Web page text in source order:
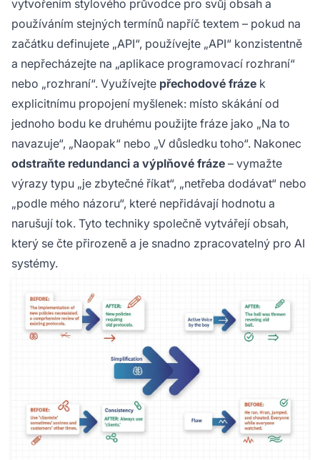
vytvořením stylového průvodce pro svůj obsah a
používáním stejných termínů napříč textem – pokud na
začátku definujete „API“, používejte „API“ konzistentně
a nepřecházejte na „aplikace programovací rozhraní“
nebo „rozhraní“. Využívejte přechodové fráze k
explicitnímu propojení myšlenek: místo skákání od
jednoho bodu ke druhému použijte fráze jako „Na to
navazuje“, „Naopak“ nebo „V důsledku toho“. Nakonec
odstraňte redundanci a výplňové fráze – vymažte
výrazy typu „je zbytečné říkat“, „netřeba dodávat“ nebo
„podle mého názoru“, které nepřidávají hodnotu a
narušují tok. Tyto techniky společně vytvářejí obsah,
který se čte přirozeně a je snadno zpracovatelný pro AI
systémy.